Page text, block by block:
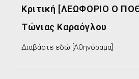
Κριτική [ΛΕΩΦΟΡΙΟ Ο
Τώνιας Καραόγλου
Διαβάστε εδώ [Αθηνόραμα]